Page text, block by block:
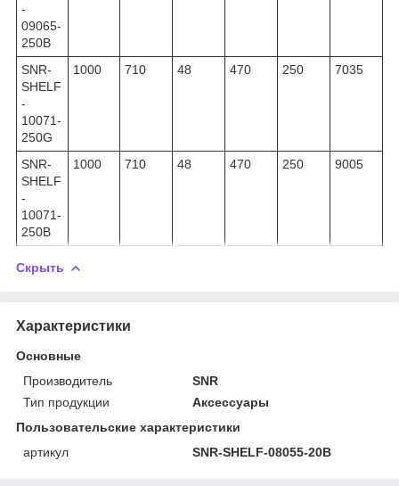
-
09065-
250B
SNR-
SHELF
-
10071-
250G
1000 710 48 470 250 7035
SNR-
SHELF
-
10071-
250B
1000 710 48 470 250 9005
Скрыть
Характеристики
Основные
Производитель
SNR
Тип продукции
Аксессуары
Пользовательские характеристики
артикул
SNR-SHELF-08055-20B